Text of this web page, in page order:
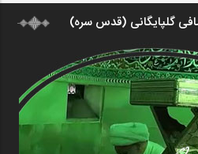
گلپایگانی (قدس سره)